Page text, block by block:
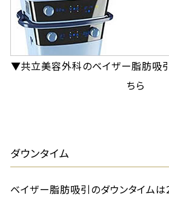
▼共立美容外科のベイザー脂肪吸
ちら
ダウンタイム
ベイザー脂肪吸引のダウンタイム